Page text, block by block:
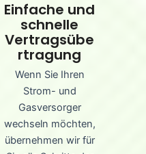
Einfache und
schnelle
Vertragsübe
rtragung
Wenn Sie Ihren
Strom- und
Gasversorger
wechseln möchten,
übernehmen wir für